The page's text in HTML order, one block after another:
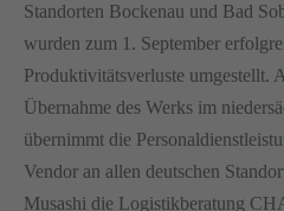
Standorten Bockenau und Bad
wurden zum 1. September
Produktivitätsverluste umgestellt.
Übernahme des Werks im
übernimmt die
Vendor an allen deutschen
Musashi die Logistikberatung